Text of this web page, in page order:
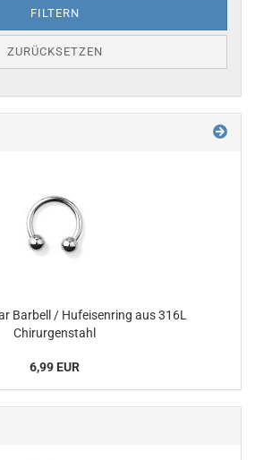
FILTERN
ZURÜCKSETZEN
Barbell / Hufeisenring aus 316L
Chirurgenstahl
6,99 EUR